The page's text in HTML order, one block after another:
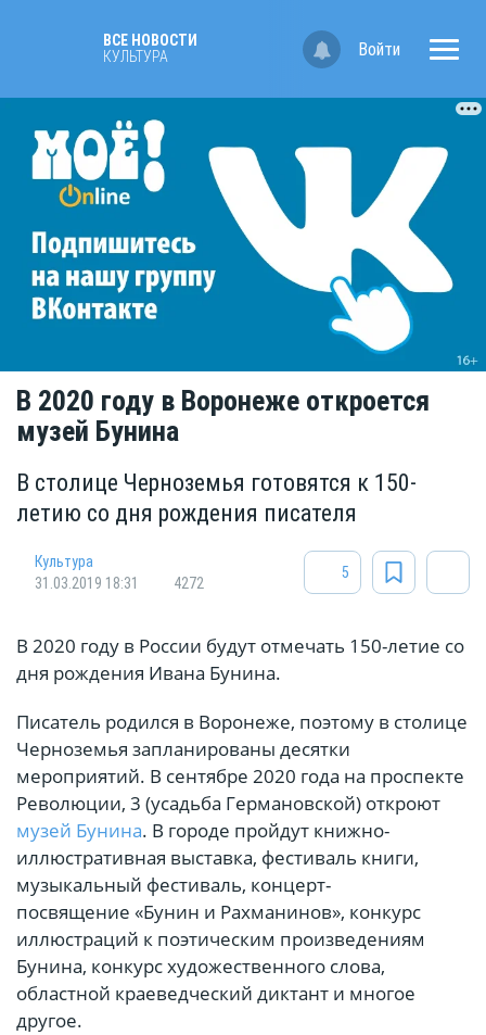
ВСЕ НОВОСТИ
КУЛЬТУРА
Войти
В 2020 году в Воронеже откроется
музей Бунина
В столице Черноземья готовятся к 150-
летию со дня рождения писателя
Культура
31.03.2019 18:31
4272
5
В 2020 году в России будут отмечать 150-летие со
дня рождения Ивана Бунина.
Писатель родился в Воронеже, поэтому в столице
Черноземья запланированы десятки
мероприятий. В сентябре 2020 года на проспекте
Революции, 3 (усадьба Германовской) откроют
музей Бунина. В городе пройдут книжно-
иллюстративная выставка, фестиваль книги,
музыкальный фестиваль, концерт-
посвящение «Бунин и Рахманинов», конкурс
иллюстраций к поэтическим произведениям
Бунина, конкурс художественного слова,
областной краеведческий диктант и многое
другое.